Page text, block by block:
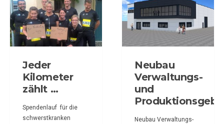
Jeder
Kilometer
zählt …
Spendenlauf für die
schwerstkranken
Neubau
Verwaltungs-
und
Neubau Verwaltungs-